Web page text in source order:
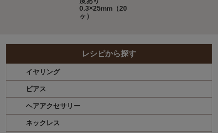
0.3×25mm（20
ヶ）
レシピから探す
イヤリング
ピアス
ヘアアクセサリー
ネックレス